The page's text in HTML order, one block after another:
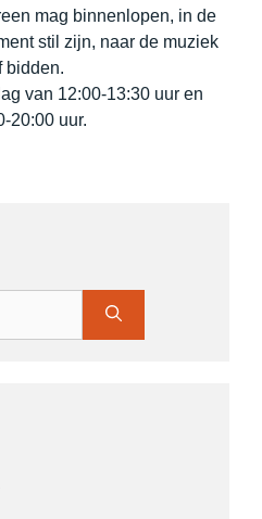
mag binnenlopen, in de
stil zijn, naar de muziek
bidden.
van 12:00-13:30 uur en
20:00 uur.